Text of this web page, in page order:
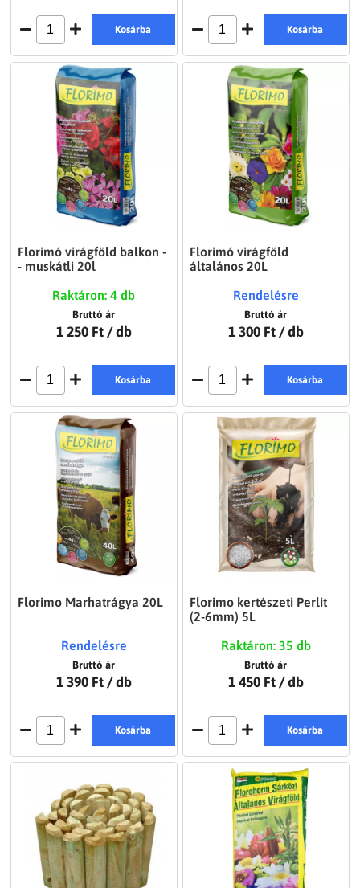
Kosárba Kosárba
Florimó virágföld balkon -
- muskátli 20l
Raktáron: 4 db
Bruttó ár
1 250 Ft / db
Kosárba
Florimó virágföld
általános 20L
Rendelésre
Bruttó ár
1 300 Ft / db
Kosárba
Florimo Marhatrágya 20L
Rendelésre
Bruttó ár
1 390 Ft / db
Kosárba
Florimo kertészeti Perlit
(2-6mm) 5L
Raktáron: 35 db
Bruttó ár
1 450 Ft / db
Kosárba